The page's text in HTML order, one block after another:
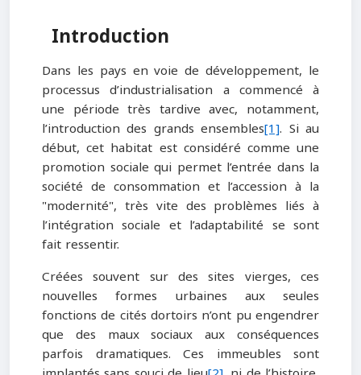
Introduction
Dans les pays en voie de développement, le
processus d’industrialisation a commencé à
une période très tardive avec, notamment,
l’introduction des grands ensembles[1]. Si au
début, cet habitat est considéré comme une
promotion sociale qui permet l’entrée dans la
société de consommation et l’accession à la
"modernité", très vite des problèmes liés à
l’intégration sociale et l’adaptabilité se sont
fait ressentir.
Créées souvent sur des sites vierges, ces
nouvelles formes urbaines aux seules
fonctions de cités dortoirs n’ont pu engendrer
que des maux sociaux aux conséquences
parfois dramatiques. Ces immeubles sont